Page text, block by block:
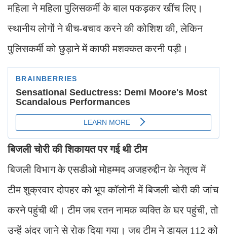
महिला ने महिला पुलिसकर्मी के बाल पकड़कर खींच लिए।
स्थानीय लोगों ने बीच-बचाव करने की कोशिश की, लेकिन
पुलिसकर्मी को छुड़ाने में काफी मशक्कत करनी पड़ी।
बिजली चोरी की शिकायत पर गई थी टीम
बिजली विभाग के एसडीओ मोहम्मद अजहरुद्दीन के नेतृत्व में
टीम शुक्रवार दोपहर को भूप कॉलोनी में बिजली चोरी की जांच
करने पहुंची थी। टीम जब रतन नामक व्यक्ति के घर पहुंची, तो
उन्हें अंदर जाने से रोक दिया गया। जब टीम ने डायल 112 को